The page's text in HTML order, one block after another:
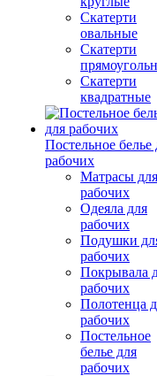
Скатерти
овальные
Скатерти
Скатерти
квадратные
Постельное белье
рабочих
Матрасы для
рабочих
Одеяла для
рабочих
Подушки
рабочих
Покрывала
рабочих
Полотенца
рабочих
Постельное
белье для
рабочих